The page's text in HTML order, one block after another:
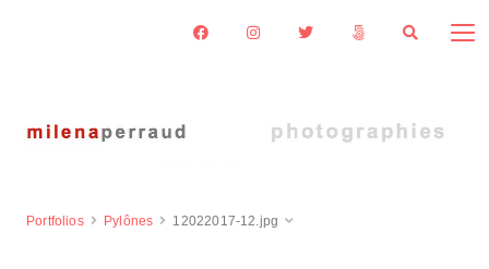
Portfolios Pylônes 12022017-12.jpg